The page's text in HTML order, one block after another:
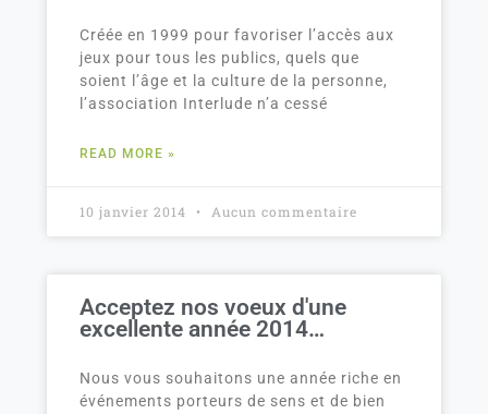
Créée en 1999 pour favoriser l’accès aux
jeux pour tous les publics, quels que
soient l’âge et la culture de la personne,
l’association Interlude n’a cessé
READ MORE »
10 janvier 2014 Aucun commentaire
Acceptez nos voeux d'une
excellente année 2014…
Nous vous souhaitons une année riche en
événements porteurs de sens et de bien